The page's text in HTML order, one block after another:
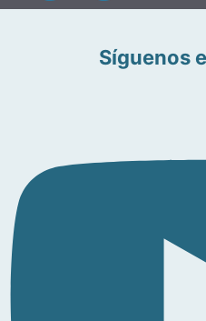
Síguenos